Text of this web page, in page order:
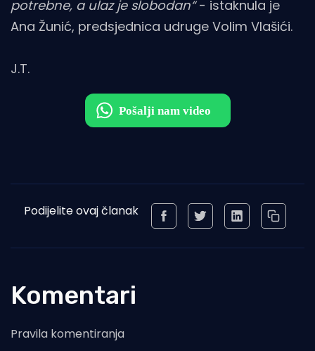
potrebne, a ulaz je slobodan“- istaknula je
Ana Žunić, predsjednica udruge Volim Vlašići.
J.T.
Podijelite ovaj članak
Komentari
Pravila komentiranja